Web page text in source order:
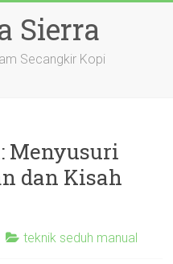
Sierra
Secangkir Kopi
Menyusuri
dan Kisah
teknik seduh manual